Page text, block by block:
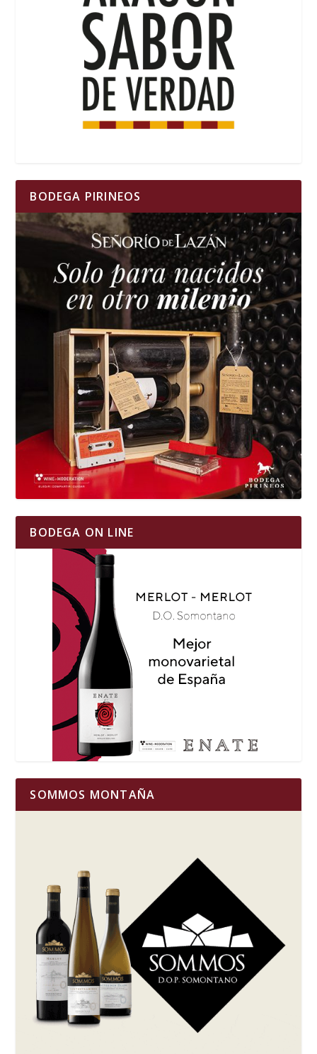
BODEGA PIRINEOS
BODEGA ON LINE
SOMMOS MONTAÑA